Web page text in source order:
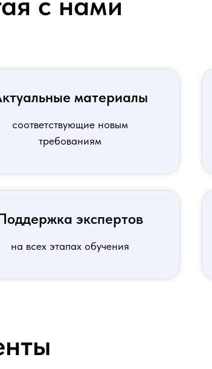
материалы
соответствующие новым
требованиям
экспертов
на всех этапах обучения